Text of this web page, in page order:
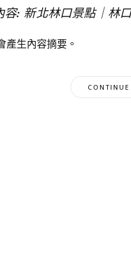
容: 新北林口景點｜林
產生內容摘要。